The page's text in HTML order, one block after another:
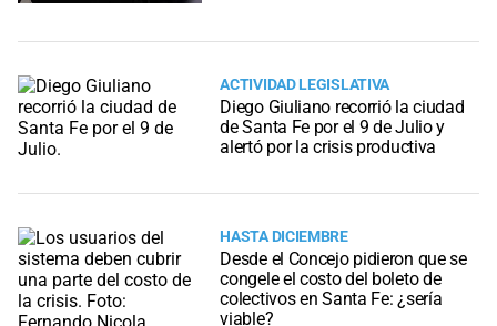
ACTIVIDAD LEGISLATIVA
Diego Giuliano recorrió la ciudad
de Santa Fe por el 9 de Julio y
alertó por la crisis productiva
HASTA DICIEMBRE
Desde el Concejo pidieron que se
congele el costo del boleto de
colectivos en Santa Fe: ¿sería
viable?